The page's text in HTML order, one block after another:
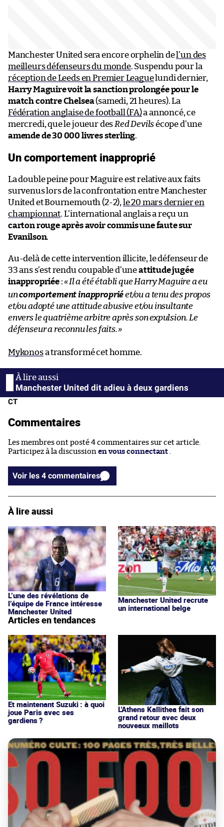
Manchester United sera encore orphelin del’un des
meilleurs défenseurs du monde. Suspendu pour la
réception de Leeds en Premier Leaguelundi dernier,
Harry Maguire voit la sanction prolongée pour le
match contre Chelsea(samedi, 21 heures). La
Fédération anglaise de football (FA)a annoncé, ce
mercredi, que le joueur des Red Devilsécope d’une
amende de 30 000 livres sterling.
Un comportement inapproprié
La double peine pour Maguire est relative aux faits
survenus lors de la confrontation entre Manchester
United et Bournemouth (2-2), le 20 mars dernier en
championnat. L’international anglais a reçu un
carton rouge après avoir commis une faute sur
Evanilson.
Au-delà de cette intervention illicite, le défenseur de
33 ans s’est rendu coupable d’uneattitude jugée
inappropriée:«Il a été établi que Harry Maguire a eu
uncomportement inappropriéet/ou a tenu des propos
et/ouadopté une attitude abusiveet/ou insultante
envers le quatrième arbitreaprès son expulsion. Le
défenseur a reconnu les faits.»
Mykonosa transformé cet homme.
Manchester United dit adieu à deux gardiens
CT
Commentaires
Les membres ont posté 4 commentaires sur cet article.
Participez à la discussion en vous connectant
Voir les 4 commentaires
À lire aussi
L’une des révélations de
l’équipe de France intéresse
Manchester United
Manchester United recrute
un international belge
Articles en tendances
Et maintenant Suzuki : à quoi
joue Paris avec ses
gardiens ?
L'Athens Kallithea fait son
grand retour avec deux
nouveaux maillots